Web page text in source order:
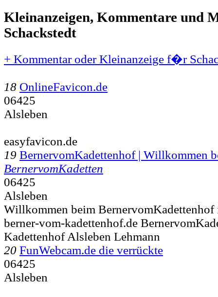
Kleinanzeigen, Kommentare und
Schackstedt
+ Kommentar oder Kleinanzeige f�r
18 OnlineFavicon.de
06425
Alsleben
easyfavicon.de
19 BernervomKadettenhof | Willkommen
BernervomKadetten
06425
Alsleben
Willkommen beim BernervomKadettenhof
berner-vom-kadettenhof.de
Kadettenhof Alsleben Lehmann
20 FunWebcam.de die verrückte
06425
Alsleben